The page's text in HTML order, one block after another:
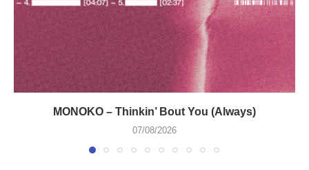
MONOKO – Thinkin’ Bout You (Always)
07/08/2026